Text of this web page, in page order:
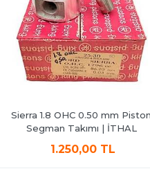
Sierra 1.8 OHC 0.50 mm Piston
Segman Takımı | İTHAL
1.250,00 TL